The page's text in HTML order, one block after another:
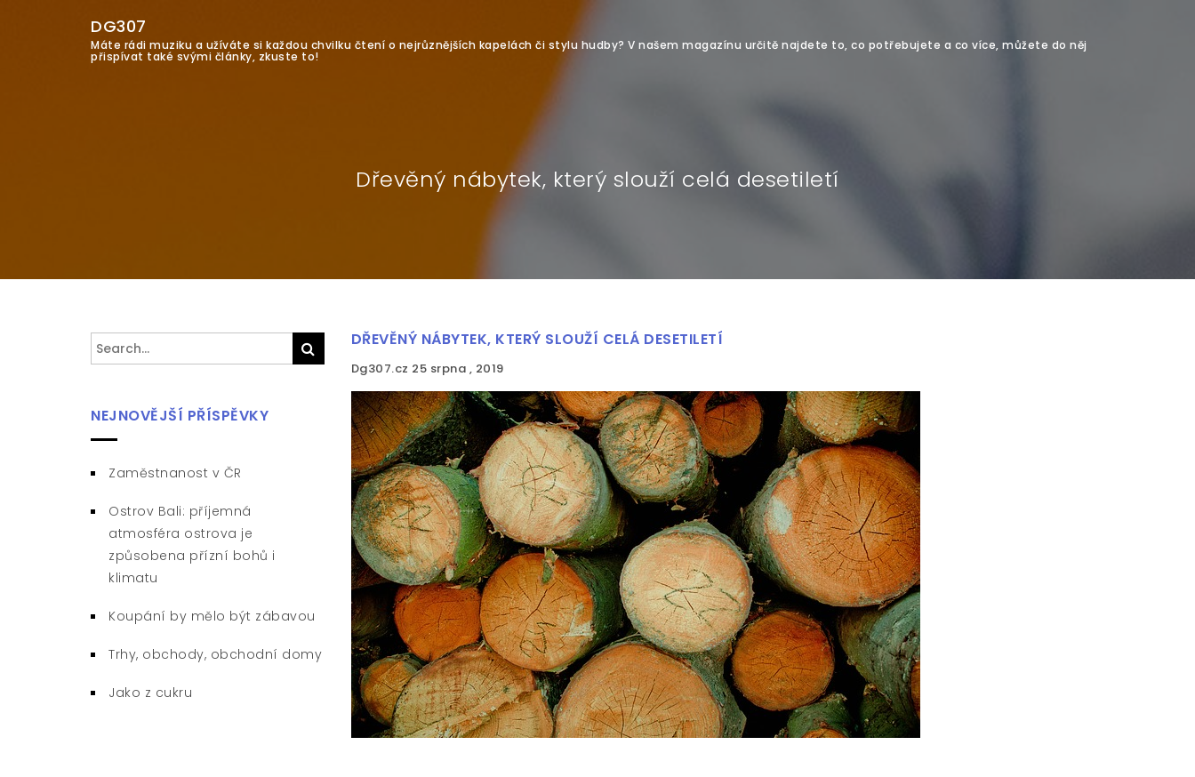
DG307
Máte rádi muziku a užíváte si každou chvilku čtení o nejrůznějších kapelách či stylu hudby? V našem magazínu určitě najdete to, co potřebujete a co více, můžete do něj
přispívat také svými články, zkuste to!
Dřevěný nábytek, který slouží celá desetiletí
DŘEVĚNÝ NÁBYTEK, KTERÝ SLOUŽÍ CELÁ DESETILETÍ
Dg307.cz 25 srpna , 2019
Search
for:
Search
NEJNOVĚJŠÍ PŘÍSPĚVKY
Zaměstnanost v ČR
Ostrov Bali: příjemná
atmosféra ostrova je
způsobena přízní bohů i
klimatu
Koupání by mělo být zábavou
Trhy, obchody, obchodní domy
Jako z cukru